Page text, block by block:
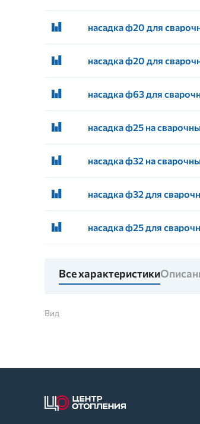
Все характеристики
Вид